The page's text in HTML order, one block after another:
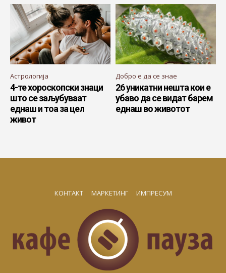
Астрологија
4-те хороскопски знаци
што се заљубуваат
еднаш и тоа за цел
живот
Добро е да се знае
26 уникатни нешта кои е
убаво да се видат барем
еднаш во животот
КОНТАКТ МАРКЕТИНГ ИМПРЕСУМ